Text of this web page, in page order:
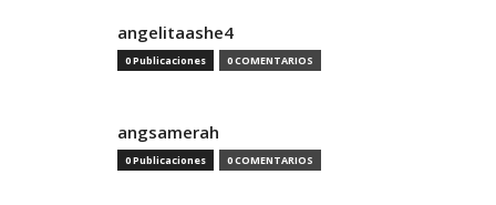
angelitaashe4
0 Publicaciones 0 COMENTARIOS
angsamerah
0 Publicaciones 0 COMENTARIOS